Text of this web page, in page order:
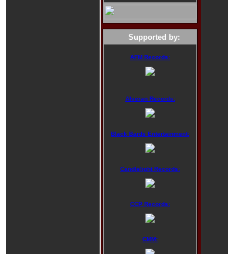
Supported by:
AFM Records:
Alveran Records:
Black Bards Entertainment:
Candlelight Records:
CCP Records:
CMM: